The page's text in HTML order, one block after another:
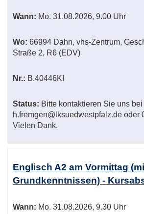
Wann: Mo. 31.08.2026, 9.00 Uhr
Wo: 66994 Dahn, vhs-Zentrum,
Straße 2, R6 (EDV)
Nr.: B.40446KI
Status: Bitte kontaktieren Sie uns
h.fremgen@lksuedwestpfalz.de oder
Vielen Dank.
Englisch A2 am Vormittag
Grundkenntnissen) -
Wann: Mo. 31.08.2026, 9.30 Uhr